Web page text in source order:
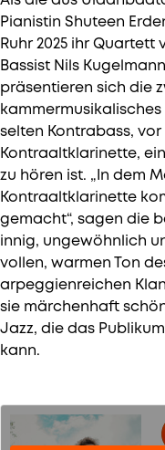
Pianistin Shuteen
Ruhr 2025 ihr
Bassist Nils
präsentieren sich die
selten Kontrabass,
Kontraaltklarinette,
zu hören ist. „In dem
Kontraaltklarinette
gemacht“, sagen die
innig, ungewöhnlich
vollen, warmen Ton
arpeggienreichen
sie märchenhaft
Jazz, die das
kann.